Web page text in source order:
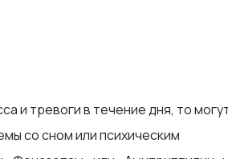
и тревоги в течение дня, то
со сном или психическим